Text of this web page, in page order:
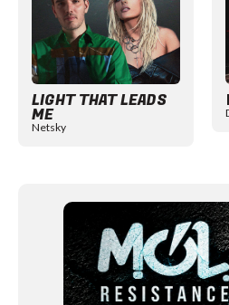
LIGHT THAT LEADS
ME
Netsky